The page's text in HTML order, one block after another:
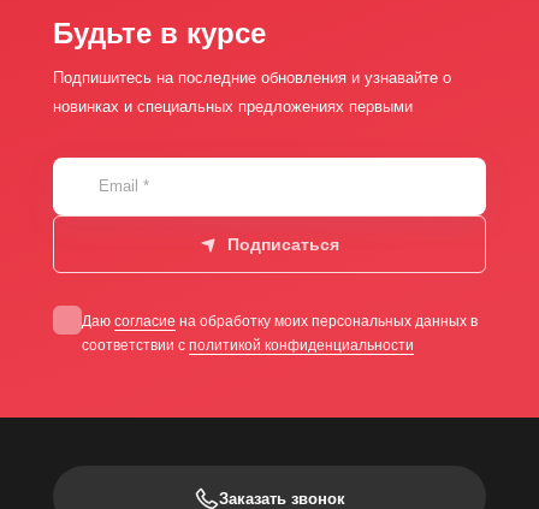
Будьте в курсе
Подпишитесь на последние обновления и узнавайте о
новинках и специальных предложениях первыми
Email *
Подписаться
Даю согласие на обработку моих персональных данных в
соответствии с политикой конфиденциальности
Заказать звонок